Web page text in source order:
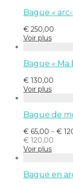
Bague «
€ 250,00
Voir plus
Bague «
€ 130,00
Voir plus
Bague de
€ 65,00 – €
€ 120,00
Voir plus
Bague en